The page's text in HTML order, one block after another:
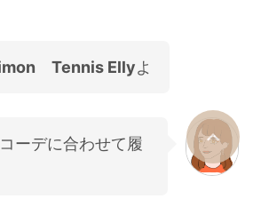
Tennis Ellyよ
ーデに合わせて履